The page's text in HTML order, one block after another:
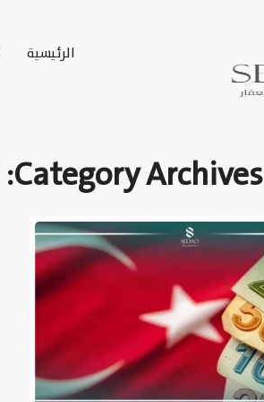
الرئيسية
Category Archives: